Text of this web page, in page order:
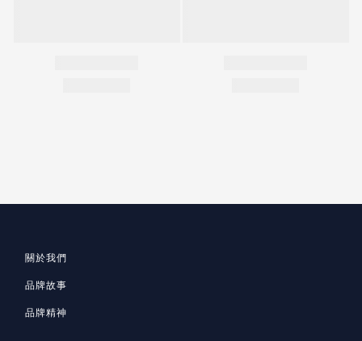
關於我們
品牌故事
品牌精神